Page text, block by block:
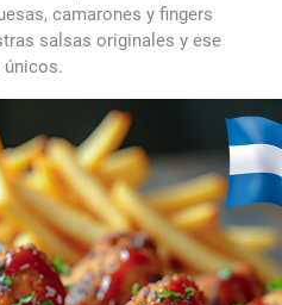
camarones y fingers
salsas originales y ese
únicos.